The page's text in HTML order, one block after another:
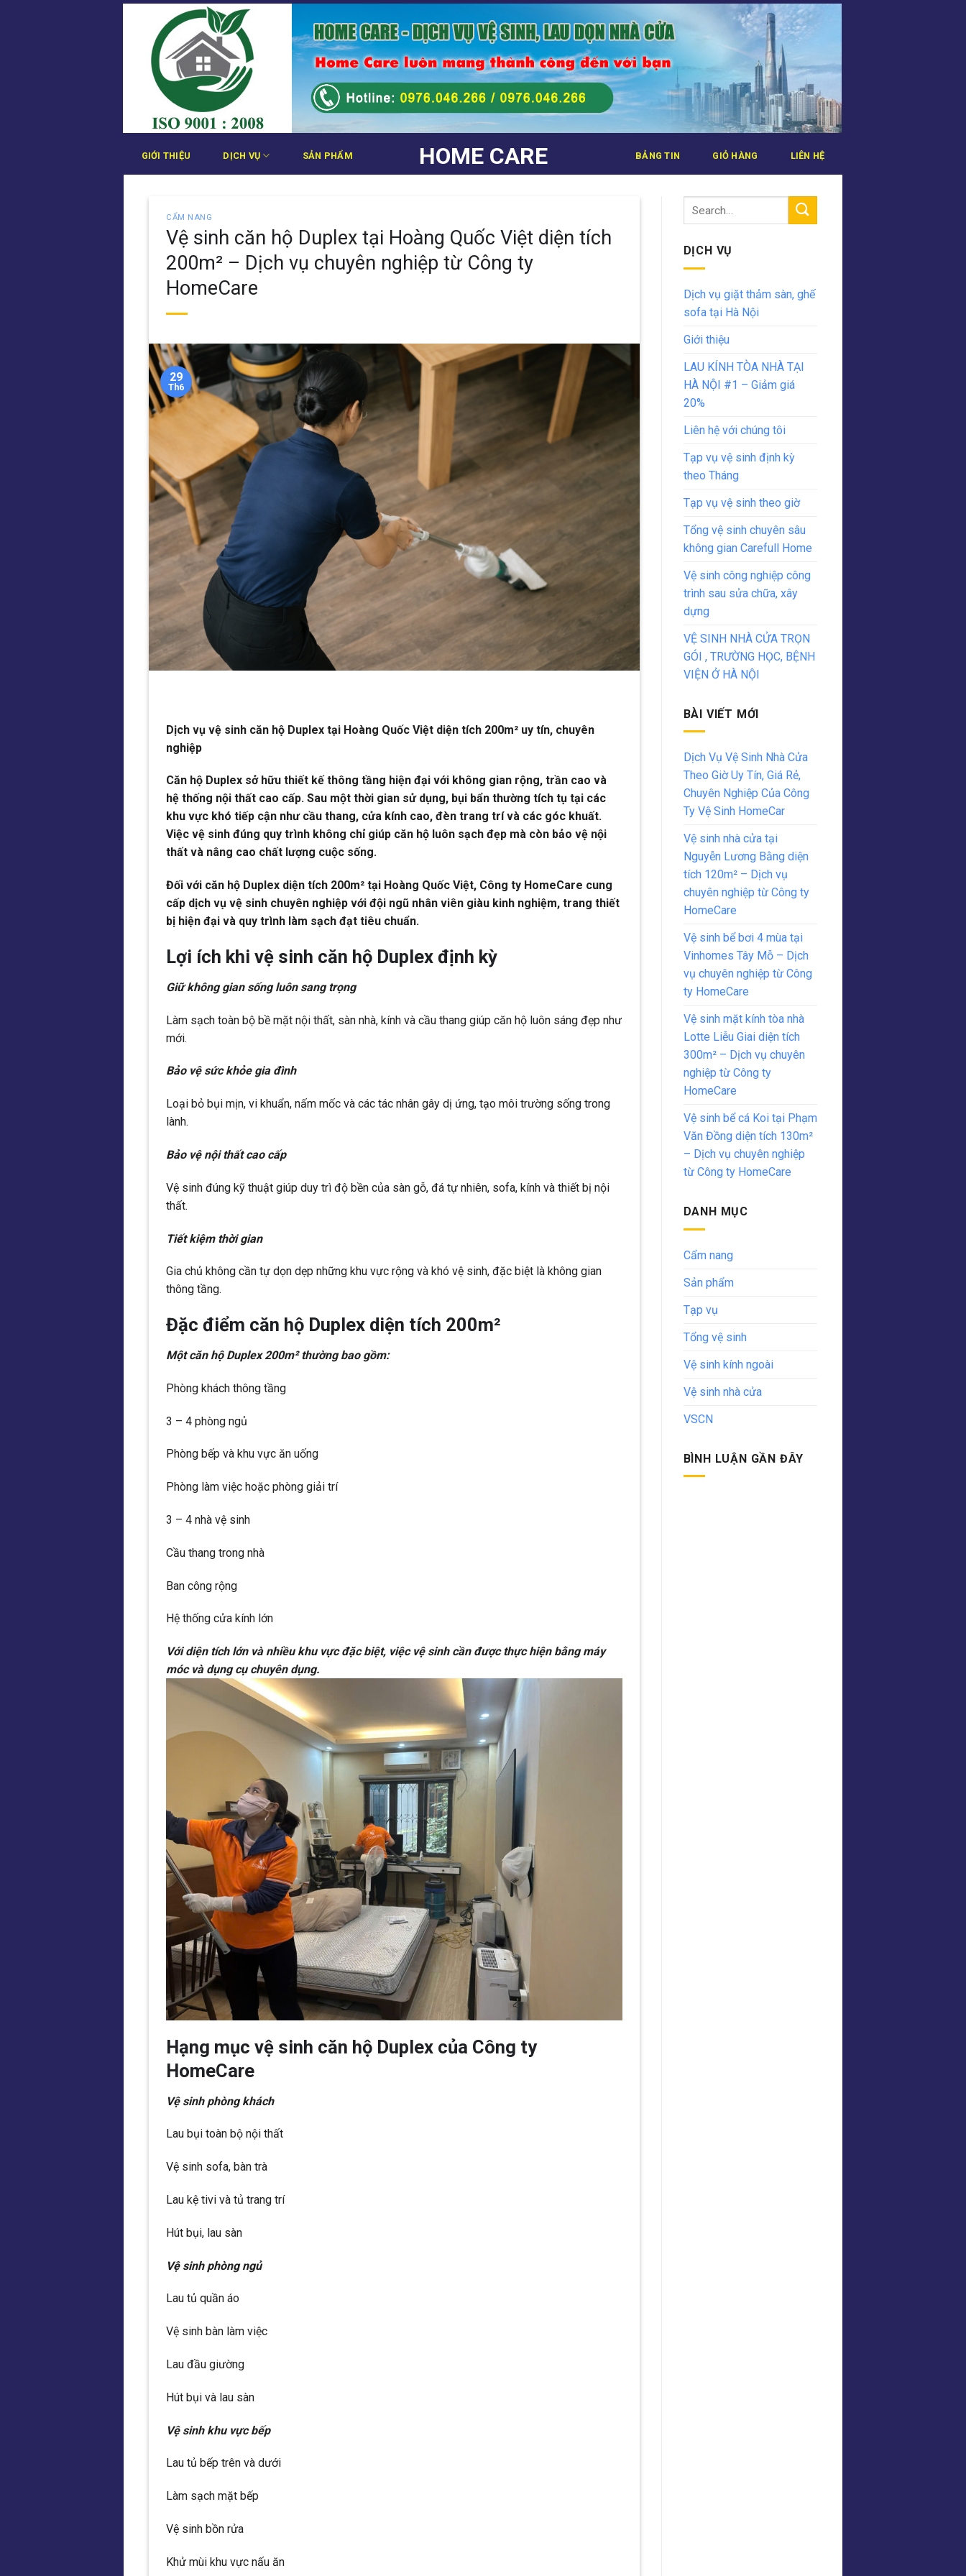
Bỏ
HOME CARE
GIỚI THIỆU DỊCH VỤ SẢN PHẨM BẢNG TIN GIỎ HÀNG LIÊN HỆ
CẨM NANG
Vệ sinh căn hộ Duplex tại Hoàng Quốc Việt diện tích
200m² – Dịch vụ chuyên nghiệp từ Công ty
HomeCare
29
Th6
Dịch vụ vệ sinh căn hộ Duplex tại Hoàng Quốc Việt diện tích 200m² uy tín, chuyên
nghiệp
Căn hộ Duplex sở hữu thiết kế thông tầng hiện đại với không gian rộng, trần cao và
hệ thống nội thất cao cấp. Sau một thời gian sử dụng, bụi bẩn thường tích tụ tại các
khu vực khó tiếp cận như cầu thang, cửa kính cao, đèn trang trí và các góc khuất.
Việc vệ sinh đúng quy trình không chỉ giúp căn hộ luôn sạch đẹp mà còn bảo vệ nội
thất và nâng cao chất lượng cuộc sống.
Đối với căn hộ Duplex diện tích 200m² tại Hoàng Quốc Việt, Công ty HomeCare cung
cấp dịch vụ vệ sinh chuyên nghiệp với đội ngũ nhân viên giàu kinh nghiệm, trang thiết
bị hiện đại và quy trình làm sạch đạt tiêu chuẩn.
Lợi ích khi vệ sinh căn hộ Duplex định kỳ
Giữ không gian sống luôn sang trọng
Làm sạch toàn bộ bề mặt nội thất, sàn nhà, kính và cầu thang giúp căn hộ luôn sáng đẹp như
mới.
Bảo vệ sức khỏe gia đình
Loại bỏ bụi mịn, vi khuẩn, nấm mốc và các tác nhân gây dị ứng, tạo môi trường sống trong
lành.
Bảo vệ nội thất cao cấp
Vệ sinh đúng kỹ thuật giúp duy trì độ bền của sàn gỗ, đá tự nhiên, sofa, kính và thiết bị nội
thất.
Tiết kiệm thời gian
Gia chủ không cần tự dọn dẹp những khu vực rộng và khó vệ sinh, đặc biệt là không gian
thông tầng.
Đặc điểm căn hộ Duplex diện tích 200m²
Một căn hộ Duplex 200m² thường bao gồm:
Phòng khách thông tầng
3 – 4 phòng ngủ
Phòng bếp và khu vực ăn uống
Phòng làm việc hoặc phòng giải trí
3 – 4 nhà vệ sinh
Cầu thang trong nhà
Ban công rộng
Hệ thống cửa kính lớn
Với diện tích lớn và nhiều khu vực đặc biệt, việc vệ sinh cần được thực hiện bằng máy
móc và dụng cụ chuyên dụng.
Hạng mục vệ sinh căn hộ Duplex của Công ty
HomeCare
Vệ sinh phòng khách
Lau bụi toàn bộ nội thất
Vệ sinh sofa, bàn trà
Lau kệ tivi và tủ trang trí
Hút bụi, lau sàn
Vệ sinh phòng ngủ
Lau tủ quần áo
Vệ sinh bàn làm việc
Lau đầu giường
Hút bụi và lau sàn
Vệ sinh khu vực bếp
Lau tủ bếp trên và dưới
Làm sạch mặt bếp
Vệ sinh bồn rửa
Khử mùi khu vực nấu ăn
DỊCH VỤ
Dịch vụ giặt thảm sàn, ghế
sofa tại Hà Nội
Giới thiệu
LAU KÍNH TÒA NHÀ TẠI
HÀ NỘI #1 – Giảm giá
20%
Liên hệ với chúng tôi
Tạp vụ vệ sinh định kỳ
theo Tháng
Tạp vụ vệ sinh theo giờ
Tổng vệ sinh chuyên sâu
không gian Carefull Home
Vệ sinh công nghiệp công
trình sau sửa chữa, xây
dựng
VỆ SINH NHÀ CỬA TRỌN
GÓI , TRƯỜNG HỌC, BỆNH
VIỆN Ở HÀ NỘI
BÀI VIẾT MỚI
Dịch Vụ Vệ Sinh Nhà Cửa
Theo Giờ Uy Tín, Giá Rẻ,
Chuyên Nghiệp Của Công
Ty Vệ Sinh HomeCar
Vệ sinh nhà cửa tại
Nguyễn Lương Bằng diện
tích 120m² – Dịch vụ
chuyên nghiệp từ Công ty
HomeCare
Vệ sinh bể bơi 4 mùa tại
Vinhomes Tây Mỗ – Dịch
vụ chuyên nghiệp từ Công
ty HomeCare
Vệ sinh mặt kính tòa nhà
Lotte Liễu Giai diện tích
300m² – Dịch vụ chuyên
nghiệp từ Công ty
HomeCare
Vệ sinh bể cá Koi tại Phạm
Văn Đồng diện tích 130m²
– Dịch vụ chuyên nghiệp
từ Công ty HomeCare
DANH MỤC
Cẩm nang
Sản phẩm
Tạp vụ
Tổng vệ sinh
Vệ sinh kính ngoài
Vệ sinh nhà cửa
VSCN
BÌNH LUẬN GẦN ĐÂY